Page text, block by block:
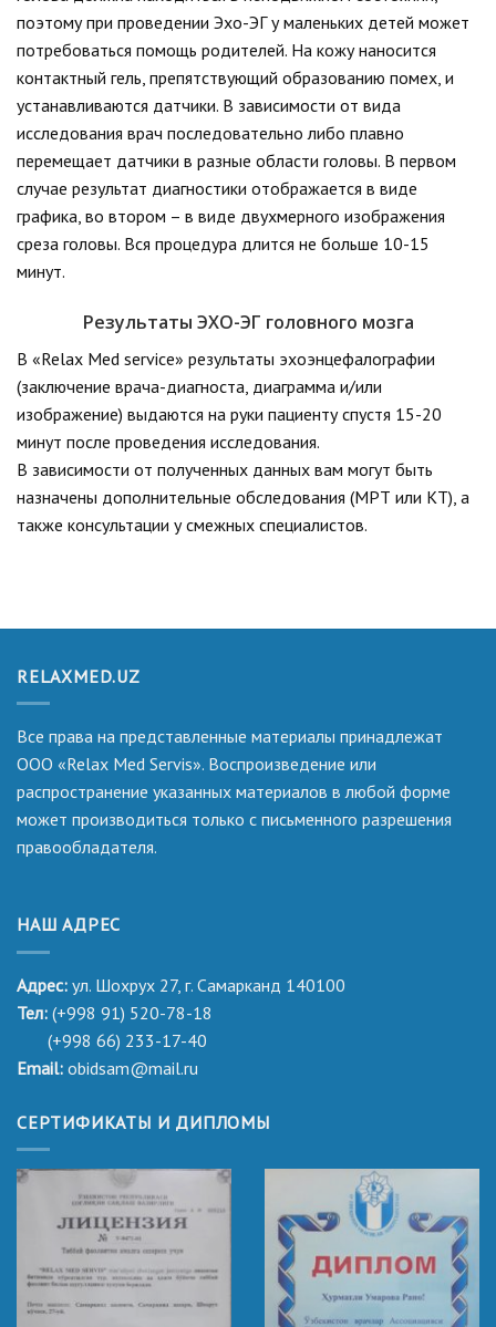
поэтому при проведении Эхо-ЭГ у маленьких детей может
потребоваться помощь родителей. На кожу наносится
контактный гель, препятствующий образованию помех, и
устанавливаются датчики. В зависимости от вида
исследования врач последовательно либо плавно
перемещает датчики в разные области головы. В первом
случае результат диагностики отображается в виде
графика, во втором – в виде двухмерного изображения
среза головы. Вся процедура длится не больше 10-15
минут.
Результаты ЭХО-ЭГ головного мозга
В «Relax Med service» результаты эхоэнцефалографии
(заключение врача-диагноста, диаграмма и/или
изображение) выдаются на руки пациенту спустя 15-20
минут после проведения исследования.
В зависимости от полученных данных вам могут быть
назначены дополнительные обследования (МРТ или КТ), а
также консультации у смежных специалистов.
RELAXMED.UZ
Все права на представленные материалы принадлежат
ООО «Relax Med Servis». Воспроизведение или
распространение указанных материалов в любой форме
может производиться только с письменного разрешения
правообладателя.
НАШ АДРЕС
Адрес: ул. Шохрух 27, г. Самарканд 140100
Тел: (+998 91) 520-78-18
(+998 66) 233-17-40
Email: obidsam@mail.ru
СЕРТИФИКАТЫ И ДИПЛОМЫ